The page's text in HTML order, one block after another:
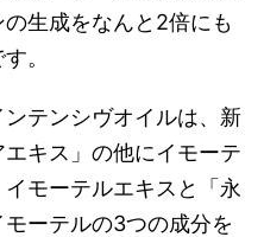
生成をなんと2倍にも
。
テンシヴオイルは、新
キス」の他にイモーテ
モーテルエキスと「永
ーテルの3つの成分を